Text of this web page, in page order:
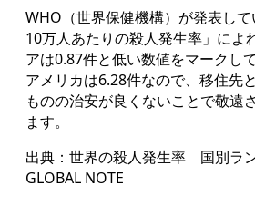
WHO（世界保健機構）が発表し
10万人あたりの殺人発生率」によ
アは0.87件と低い数値をマークし
アメリカは6.28件なので、移住先
ものの治安が良くないことで敬遠
ます。
出典： 世界の殺人発生率 国別ラ
GLOBAL NOTE